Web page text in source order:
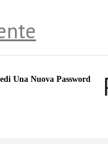
Una Nuova Password